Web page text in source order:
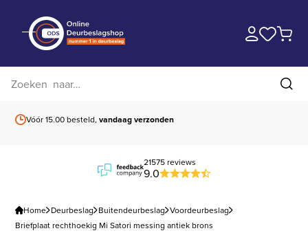
Vóór 15.00 besteld,vandaag verzonden
21575 reviews
9.0
Home Deurbeslag Buitendeurbeslag Voordeurbeslag
Briefplaat rechthoekig Mi Satori messing antiek brons